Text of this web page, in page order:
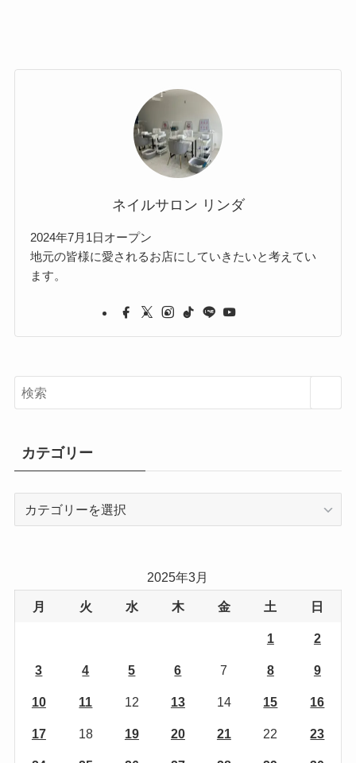
ネイルサロン リンダ
2024年7月1日オープン
地元の皆様に愛されるお店にしていきたいと考えてい
ます。
カテゴリー
2025年3月
月 火 水 木 金 土 日
1 2
3 4 5 6 7 8 9
10 11 12 13 14 15 16
17 18 19 20 21 22 23